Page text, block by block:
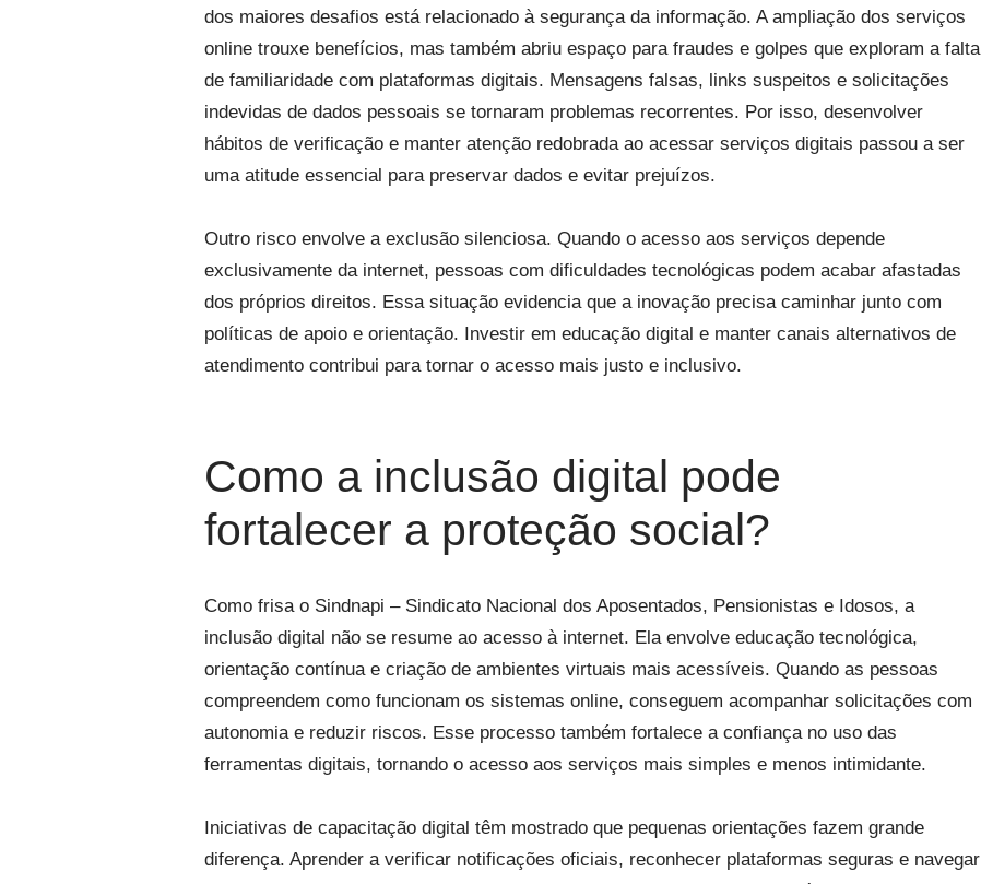
dos maiores desafios está relacionado à segurança da informação. A ampliação dos serviços
online trouxe benefícios, mas também abriu espaço para fraudes e golpes que exploram a falta
de familiaridade com plataformas digitais. Mensagens falsas, links suspeitos e solicitações
indevidas de dados pessoais se tornaram problemas recorrentes. Por isso, desenvolver
hábitos de verificação e manter atenção redobrada ao acessar serviços digitais passou a ser
uma atitude essencial para preservar dados e evitar prejuízos.
Outro risco envolve a exclusão silenciosa. Quando o acesso aos serviços depende
exclusivamente da internet, pessoas com dificuldades tecnológicas podem acabar afastadas
dos próprios direitos. Essa situação evidencia que a inovação precisa caminhar junto com
políticas de apoio e orientação. Investir em educação digital e manter canais alternativos de
atendimento contribui para tornar o acesso mais justo e inclusivo.
Como a inclusão digital pode
fortalecer a proteção social?
Como frisa o Sindnapi – Sindicato Nacional dos Aposentados, Pensionistas e Idosos, a
inclusão digital não se resume ao acesso à internet. Ela envolve educação tecnológica,
orientação contínua e criação de ambientes virtuais mais acessíveis. Quando as pessoas
compreendem como funcionam os sistemas online, conseguem acompanhar solicitações com
autonomia e reduzir riscos. Esse processo também fortalece a confiança no uso das
ferramentas digitais, tornando o acesso aos serviços mais simples e menos intimidante.
Iniciativas de capacitação digital têm mostrado que pequenas orientações fazem grande
diferença. Aprender a verificar notificações oficiais, reconhecer plataformas seguras e navegar